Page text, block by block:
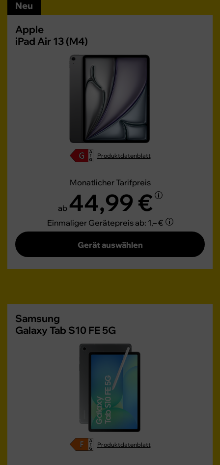
Neu
Apple
iPad Air 13 (M4)
Produktdatenblatt
Monatlicher Tarifpreis
ab 44,99 €
Einmaliger Gerätepreisab: 1,– €
Gerät auswählen
Samsung
Galaxy Tab S10 FE 5G
Produktdatenblatt